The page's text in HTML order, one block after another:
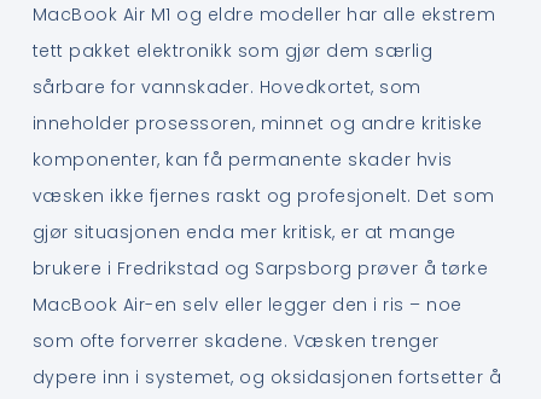
MacBook Air M1 og eldre modeller har alle ekstrem
tett pakket elektronikk som gjør dem særlig
sårbare for vannskader. Hovedkortet, som
inneholder prosessoren, minnet og andre kritiske
komponenter, kan få permanente skader hvis
væsken ikke fjernes raskt og profesjonelt. Det som
gjør situasjonen enda mer kritisk, er at mange
brukere i Fredrikstad og Sarpsborg prøver å tørke
MacBook Air-en selv eller legger den i ris – noe
som ofte forverrer skadene. Væsken trenger
dypere inn i systemet, og oksidasjonen fortsetter å